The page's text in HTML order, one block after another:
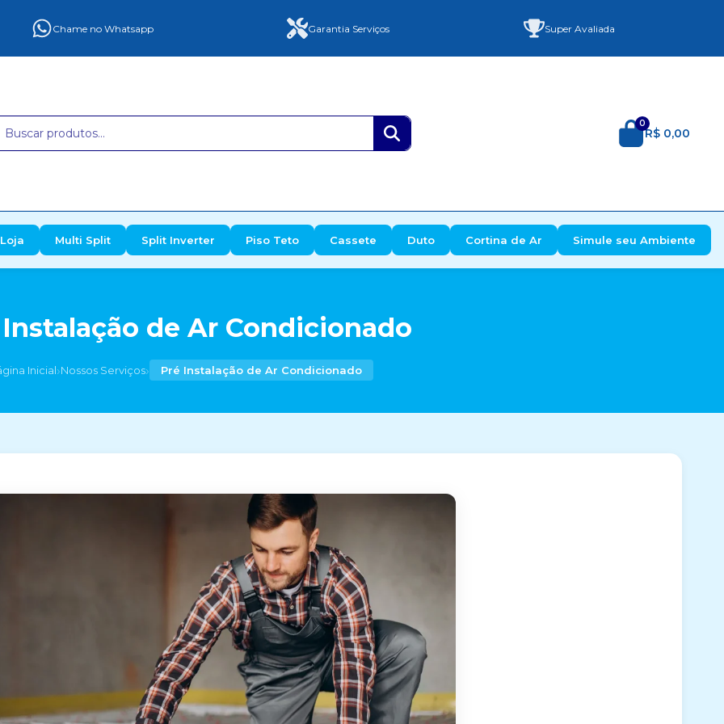
Chame no Whatsapp Garantia Serviços Super Avaliada
0
R$ 0,00
Multi Split Split Inverter Piso Teto Cassete Duto Cortina de Ar Simule seu Ambiente
de Ar Condicionado
Inicial›Nossos Serviços› Pré Instalação de Ar Condicionado